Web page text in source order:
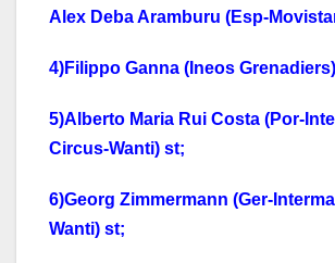
Alex Deba Aramburu (Esp-
4)Filippo Ganna (Ineos
5)Alberto Maria Rui Costa (Por-
Circus-Wanti) st;
6)Georg Zimmermann (Ger-
Wanti) st;